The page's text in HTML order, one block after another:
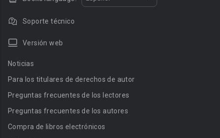
Soporte técnico
Versión web
Noticias
Para los titulares de derechos de autor
Preguntas frecuentes de los lectores
Preguntas frecuentes de los autores
Compra de libros electrónicos